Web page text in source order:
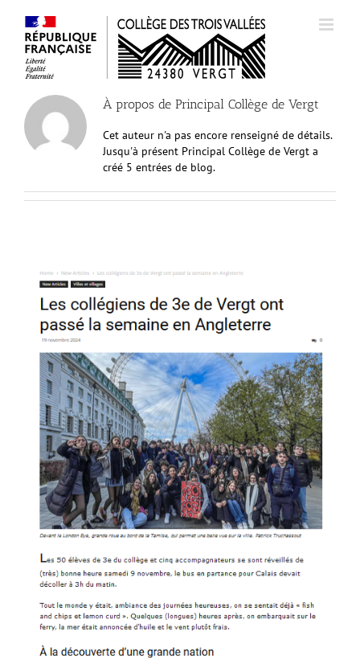
contenu
À propos de Principal Collège de Vergt
Cet auteur n'a pas encore renseigné de détails.
Jusqu'à présent Principal Collège de Vergt a
créé 5 entrées de blog.